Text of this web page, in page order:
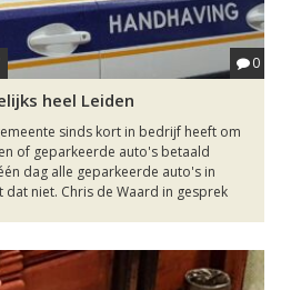
0
heel Leiden
sinds kort in bedrijf heeft om
of geparkeerde auto's betaald
dag alle geparkeerde auto's in
niet. Chris de Waard in gesprek